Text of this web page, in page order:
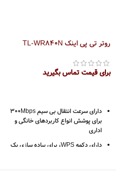
روتر تی پی اینک TL-WR840N
برای قیمت تماس بگیرید
دارای سرعت انتقال بی سیم 300Mbps
برای پوشش انواع کاربردهای خانگی و
اداری
دارای دکمه WPS، برای پیاده سازی یک